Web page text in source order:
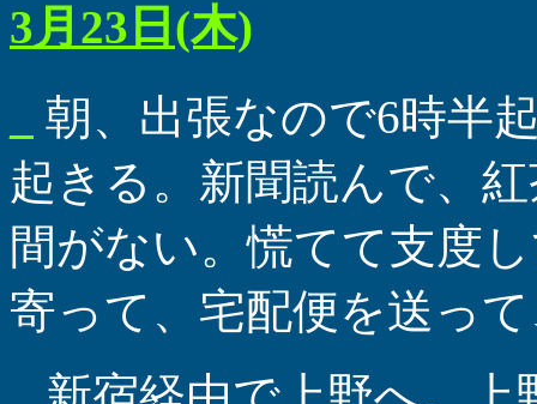
3月23日(木)
朝、出張なので6時半
起きる。新聞読んで、
間がない。慌てて支度
寄って、宅配便を送っ